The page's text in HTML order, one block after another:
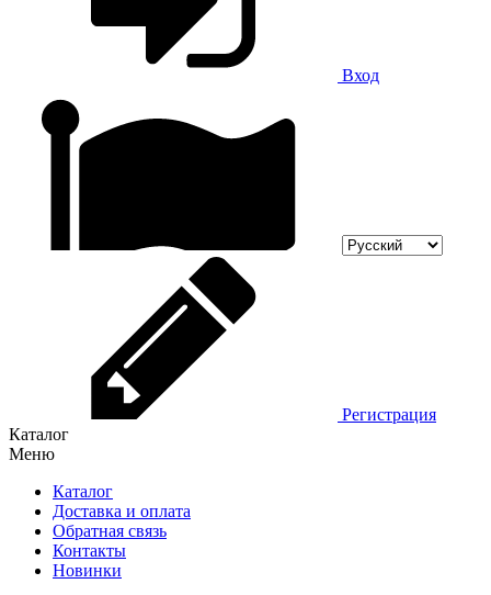
Вход
Регистрация
Каталог
Меню
Каталог
Доставка и оплата
Обратная связь
Контакты
Новинки